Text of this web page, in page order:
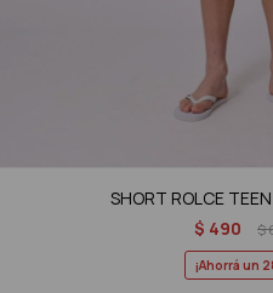
SHORT ROLCE
$ 490 $